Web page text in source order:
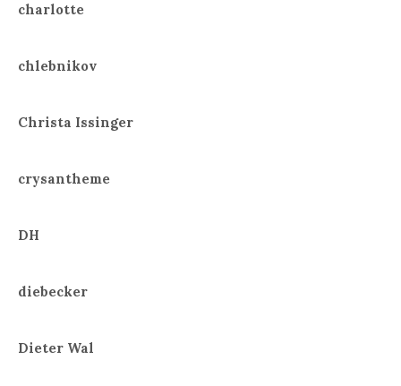
charlotte
chlebnikov
Christa Issinger
crysantheme
DH
diebecker
Dieter Wal